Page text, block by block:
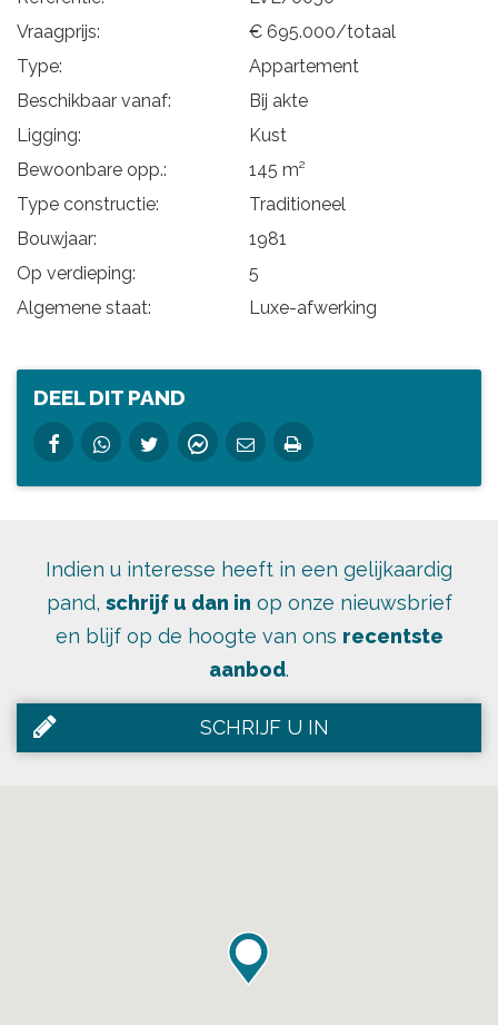
Vraagprijs:
€ 695.000/totaal
Type:
Appartement
Beschikbaar vanaf:
Bij akte
Ligging:
Kust
Bewoonbare opp.:
145 m²
Type constructie:
Traditioneel
Bouwjaar:
1981
Op verdieping:
5
Algemene staat:
Luxe-afwerking
DEEL DIT PAND
Indien u interesse heeft in een gelijkaardig
pand, schrijf u dan in op onze nieuwsbrief
en blijf op de hoogte van ons recentste
aanbod.
SCHRIJF U IN